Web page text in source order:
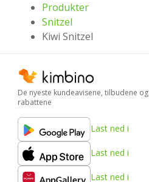
Produkter
Snitzel
Kiwi Snitzel
De nyeste kundeavisene, tilbudene og
rabattene
Last ned i
Last ned i
Last ned i